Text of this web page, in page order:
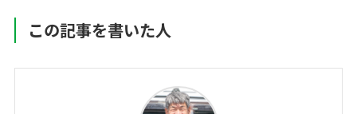
この記事を書いた人